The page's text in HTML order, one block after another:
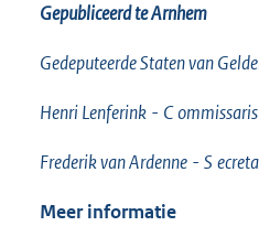
Gepubliceerd te Arnhem
Gedeputeerde Staten van
Henri Lenferink - C
Frederik van Ardenne - S
Meer informatie